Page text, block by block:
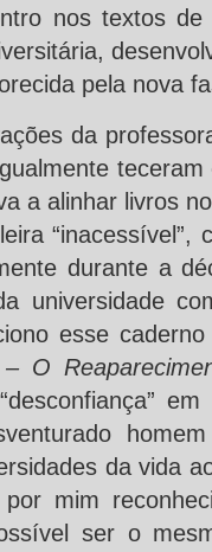
nos textos
pela nova
da
a alinhar livros
“inacessível”,
durante a
universidade
esse
O
da vida
mim
ser o